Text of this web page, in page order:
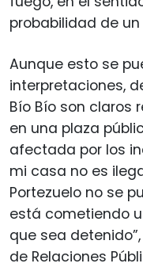
probabilidad de
Aunque esto se
interpretaciones,
Bío Bío son claros
en una plaza
afectada por los
mi casa no es
Portezuelo no se
está cometiendo
que sea
de Relaciones